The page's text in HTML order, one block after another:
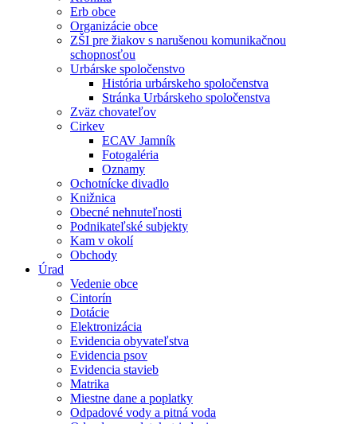
Erb obce
Organizácie obce
ZŠI pre žiakov s narušenou komunikačnou
schopnosťou
Urbárske spoločenstvo
História urbárskeho spoločenstva
Stránka Urbárskeho spoločenstva
Zväz chovateľov
Cirkev
ECAV Jamník
Fotogaléria
Oznamy
Ochotnícke divadlo
Knižnica
Obecné nehnuteľnosti
Podnikateľské subjekty
Kam v okolí
Obchody
Úrad
Vedenie obce
Cintorín
Dotácie
Elektronizácia
Evidencia obyvateľstva
Evidencia psov
Evidencia stavieb
Matrika
Miestne dane a poplatky
Odpadové vody a pitná voda